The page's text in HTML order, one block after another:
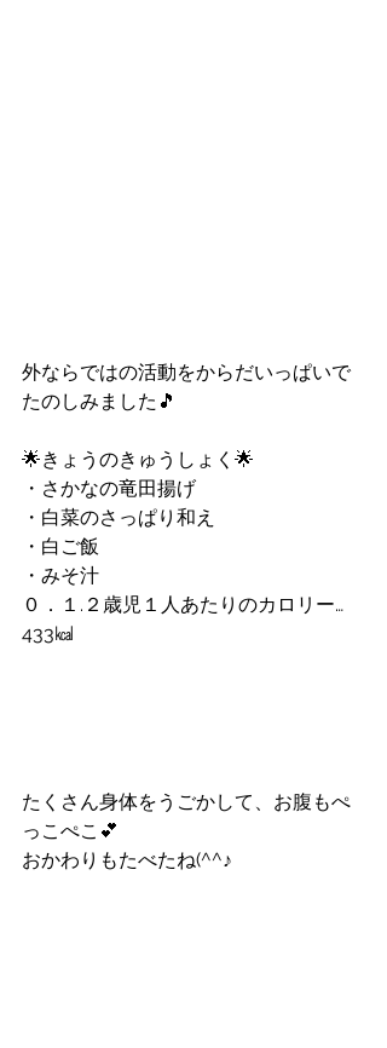
外ならではの活動をからだいっぱいで
たのしみました🎵
🌟きょうのきゅうしょく🌟
・さかなの竜田揚げ
・白菜のさっぱり和え
・白ご飯
・みそ汁
０．１.２歳児１人あたりのカロリー…
433㎉
たくさん身体をうごかして、お腹もぺ
っこぺこ💕
おかわりもたべたね(^^♪